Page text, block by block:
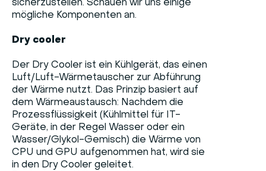
sicherzustellen. Schauen wir uns einige
mögliche Komponenten an.
Dry cooler
Der Dry Cooler ist ein Kühlgerät, das einen
Luft/Luft-Wärmetauscher zur Abführung
der Wärme nutzt. Das Prinzip basiert auf
dem Wärmeaustausch: Nachdem die
Prozessflüssigkeit (Kühlmittel für IT-
Geräte, in der Regel Wasser oder ein
Wasser/Glykol-Gemisch) die Wärme von
CPU und GPU aufgenommen hat, wird sie
in den Dry Cooler geleitet.